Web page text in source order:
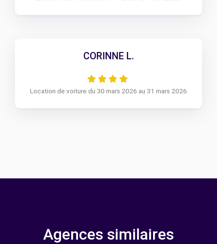
CORINNE L.
Location de voiture du 30 mars 2026 au 31 mars 2026
Agences similaires